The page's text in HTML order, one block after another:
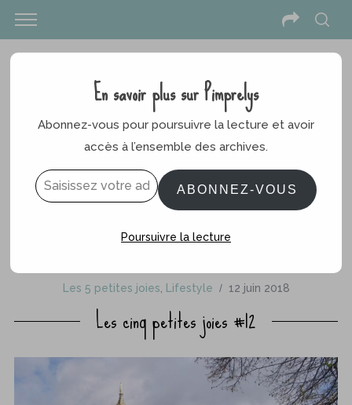
Les 5 petites joies Lifestyle 12 juin 2018
Les cinq petites joies #12
En savoir plus sur Pimprelys
Abonnez-vous pour poursuivre la lecture et avoir
accès à l’ensemble des archives.
ABONNEZ-VOUS
Poursuivre la lecture